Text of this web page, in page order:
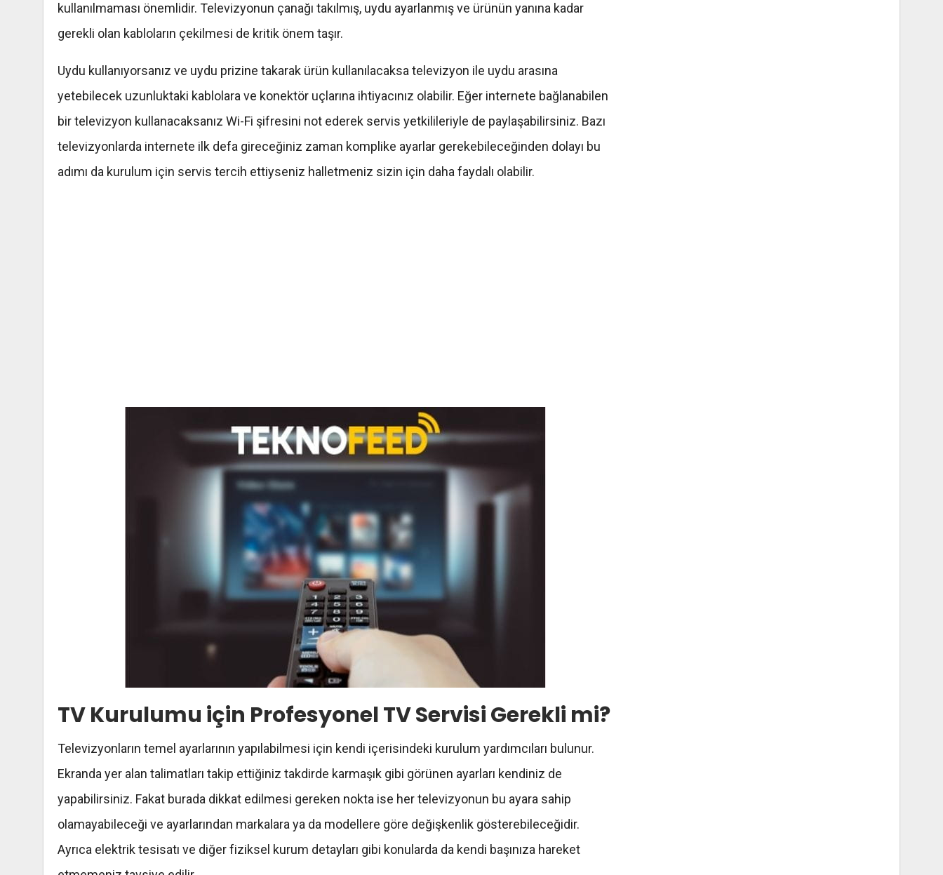
kullanılmaması önemlidir. Televizyonun çanağı takılmış, uydu ayarlanmış ve ürünün yanına kadar
gerekli olan kabloların çekilmesi de kritik önem taşır.
Uydu kullanıyorsanız ve uydu prizine takarak ürün kullanılacaksa televizyon ile uydu arasına
yetebilecek uzunluktaki kablolara ve konektör uçlarına ihtiyacınız olabilir. Eğer internete bağlanabilen
bir televizyon kullanacaksanız Wi-Fi şifresini not ederek servis yetkilileriyle de paylaşabilirsiniz. Bazı
televizyonlarda internete ilk defa gireceğiniz zaman komplike ayarlar gerekebileceğinden dolayı bu
adımı da kurulum için servis tercih ettiyseniz halletmeniz sizin için daha faydalı olabilir.
TV Kurulumu için Profesyonel TV Servisi Gerekli mi?
Televizyonların temel ayarlarının yapılabilmesi için kendi içerisindeki kurulum yardımcıları bulunur.
Ekranda yer alan talimatları takip ettiğiniz takdirde karmaşık gibi görünen ayarları kendiniz de
yapabilirsiniz. Fakat burada dikkat edilmesi gereken nokta ise her televizyonun bu ayara sahip
olamayabileceği ve ayarlarından markalara ya da modellere göre değişkenlik gösterebileceğidir.
Ayrıca elektrik tesisatı ve diğer fiziksel kurum detayları gibi konularda da kendi başınıza hareket